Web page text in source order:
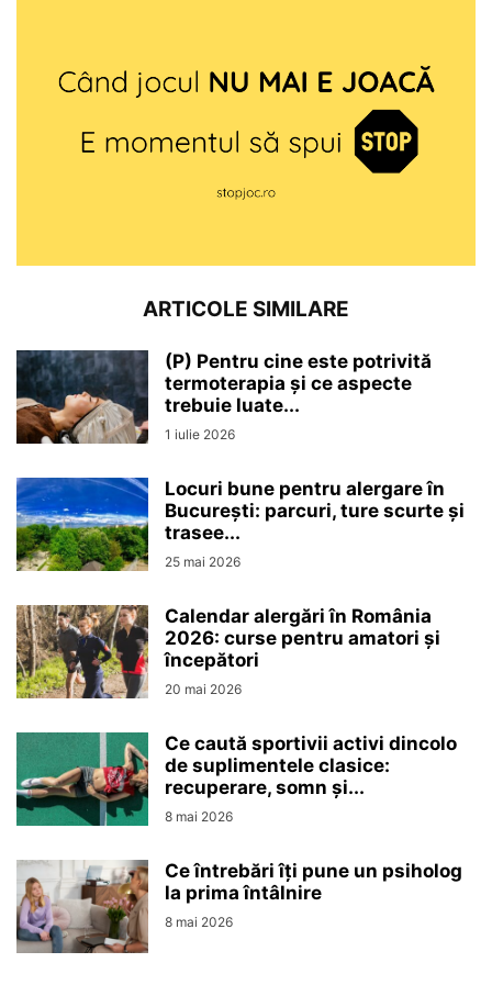
ARTICOLE SIMILARE
(P) Pentru cine este potrivită
termoterapia și ce aspecte
trebuie luate...
1 iulie 2026
Locuri bune pentru alergare în
București: parcuri, ture scurte și
trasee...
25 mai 2026
Calendar alergări în România
2026: curse pentru amatori și
începători
20 mai 2026
Ce caută sportivii activi dincolo
de suplimentele clasice:
recuperare, somn și...
8 mai 2026
Ce întrebări îți pune un psiholog
la prima întâlnire
8 mai 2026